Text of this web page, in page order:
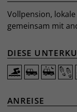
Vollpension,
gemeinsam mit
DIESE
ANREISE